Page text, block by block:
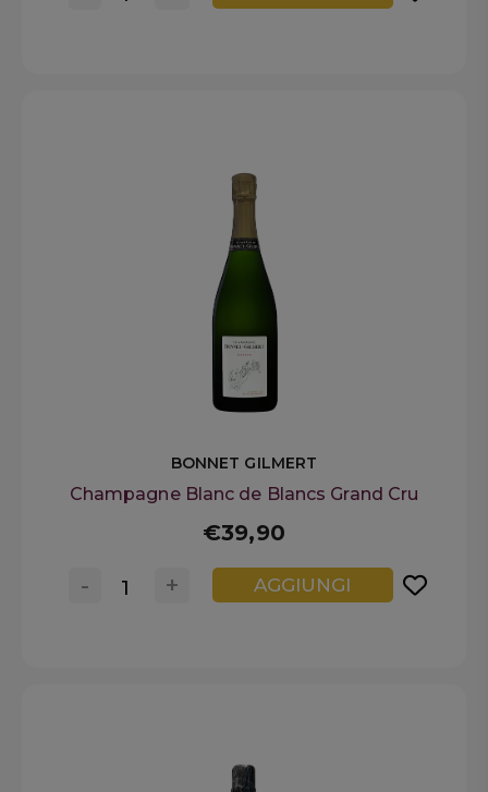
BONNET GILMERT
Champagne Blanc de Blancs Grand Cru
€39,90
+
- AGGIUNGI